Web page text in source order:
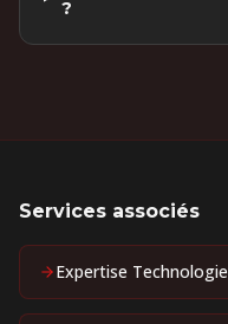
?
Services associés
Expertise Technologie